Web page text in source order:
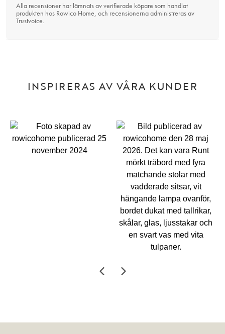
Alla recensioner har lämnats av verifierade köpare som handlat
produkten hos Rowico Home, och recensionerna administreras av
Trustvoice.
INSPIRERAS AV VÅRA KUNDER